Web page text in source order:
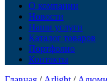
О компании
Новости
Наши услуги
Каталог товаров
Портфолио
Контакты